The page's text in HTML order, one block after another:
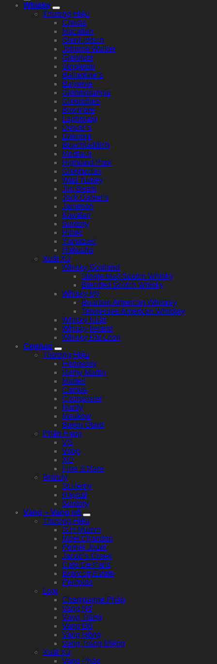
Whisky
Thương Hiệu
Chivas
Macallan
GlenFiddich
Johnnie Walker
Glenlivet
Singleton
Ballantine’s
Balvenie
Glenmorangie
Glenrothes
Bowmore
Laphroaig
Dewar’s
Dalmore
Bruichladdich
Mortlach
Highland Park
Glenfarclas
Wild Turkey
Jim Beam
Jack Daniel’s
Jameson
Kavalan
Suntory
Hibiki
Yamazaki
Hakushu
Xuất Xứ
Whisky Scotland
Single Malt Scotch Whisky
Blended Scotch Whisky
Whisky Mỹ
Bourbon American Whiskey
Tennessee American Whiskey
Whisky Nhật
Whisky Ireland
Whisky Đài Loan
Cognac
Thương Hiệu
Hennessy
Remy Martin
Martell
Camus
Courvoisier
Hardy
Meukow
Baron Otard
Phân Hạng
VS
Vsop
XO
Fine & Rare
Brandy
St Remy
Raynal
Suntory
Vang – Vang nổ
Thương Hiệu
G.H Mumm
Moet Chandon
Perrier Jouet
Jacob’s Creek
Cafe De Paris
Brancott Estate
Penfolds
Loại
Champagne Pháp
Vang Nổ
Vang Trắng
Vang Đỏ
Vang Hồng
Vang Tráng Miệng
Xuất Xứ
Vang Pháp